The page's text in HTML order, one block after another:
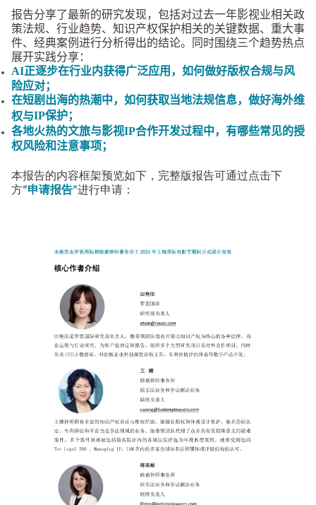
报告分享了最新的研究发现，包括对过去一年影视业相关政
策法规、行业趋势、知识产权保护相关的关键数据、重大事
件、经典案例进行分析得出的结论。同时围绕三个趋势热点
展开实践分享：
AI正逐步在行业内获得广泛应用，如何做好版权合规与风
险应对；
在短剧出海的热潮中，如何获取当地法规信息，做好海外维
权与IP保护；
各地火热的文旅与影视IP合作开发过程中，有哪些常见的授
权风险和注意事项；
本报告的内容框架预览如下，完整版报告可通过点击下
方“申请报告”进行申请：